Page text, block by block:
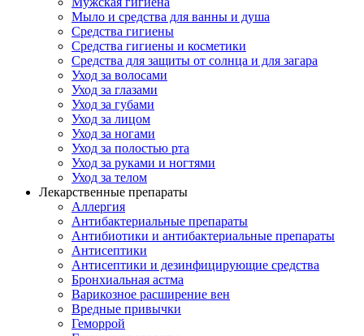
Мыло и средства для ванны и душа
Средства гигиены
Средства гигиены и косметики
Средства для защиты от солнца и для загара
Уход за волосами
Уход за глазами
Уход за губами
Уход за лицом
Уход за ногами
Уход за полостью рта
Уход за руками и ногтями
Уход за телом
Лекарственные препараты
Аллергия
Антибактериальные препараты
Антибиотики и антибактериальные препараты
Антисептики
Антисептики и дезинфицирующие средства
Бронхиальная астма
Варикозное расширение вен
Вредные привычки
Геморрой